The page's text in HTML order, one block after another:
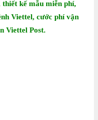
kế mẫu miễn phí,
Viettel, cước phí vận
Viettel Post.